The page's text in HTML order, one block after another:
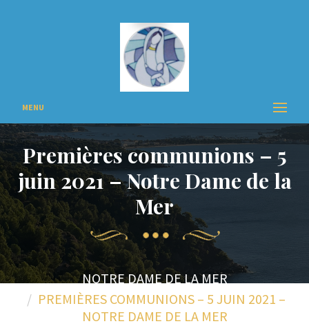
MENU
Premières communions – 5
juin 2021 – Notre Dame de la
Mer
NOTRE DAME DE LA MER
PREMIÈRES COMMUNIONS – 5 JUIN 2021 –
NOTRE DAME DE LA MER